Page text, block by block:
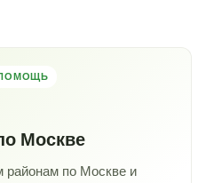
Москве
районам по Москве и